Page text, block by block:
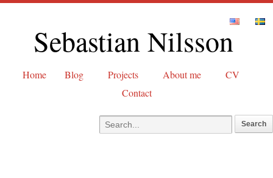
Sebastian Nilsson
Home Blog Projects About me
CV
Contact